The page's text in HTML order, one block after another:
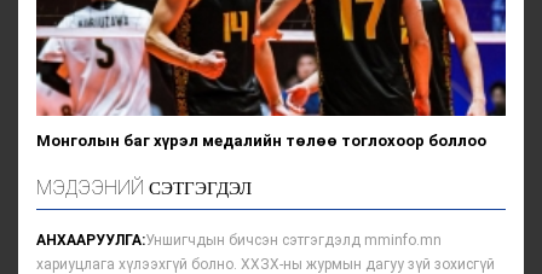
Монголын баг хүрэл медалийн төлөө тоглохоор боллоо
МЭДЭЭНИЙ СЭТГЭГДЭЛ
АНХААРУУЛГА:Уншигчдын бичсэн сэтгэгдэлд mminfo.mn
хариуцлага хүлээхгүй болно. ХХЗХ-ны журмын дагуу зүй зохисгүй